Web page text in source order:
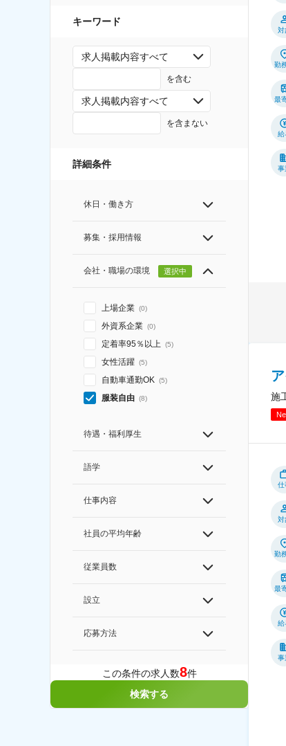
キーワード
求人掲載内容すべて
を含む
求人掲載内容すべて
を含まない
詳細条件
休日・働き方
募集・採用情報
会社・職場の環境 選択中
上場企業 (0)
外資系企業 (0)
定着率95％以上 (5)
女性活躍 (5)
自動車通勤OK (5)
服装自由 (8)
待遇・福利厚生
語学
仕事内容
社員の平均年齢
従業員数
設立
応募方法
この条件の求人数8件
検索する
対
勤
最
給
事
施
仕
対
勤
最
給
事